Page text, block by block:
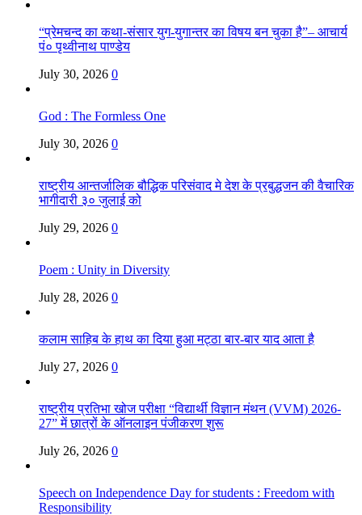
“प्रेमचन्द का कथा-संसार युग-युगान्तर का विषय बन चुका है”– आचार्य
पं० पृथ्वीनाथ पाण्डेय
July 30, 2026 0
God : The Formless One
July 30, 2026 0
राष्ट्रीय आन्तर्जालिक बौद्धिक परिसंवाद मे देश के प्रबुद्धजन की वैचारिक
भागीदारी ३० जुलाई को
July 29, 2026 0
Poem : Unity in Diversity
July 28, 2026 0
कलाम साहिब के हाथ का दिया हुआ मट्ठा बार-बार याद आता है
July 27, 2026 0
राष्ट्रीय प्रतिभा खोज परीक्षा “विद्यार्थी विज्ञान मंथन (VVM) 2026-
27” में छात्रों के ऑनलाइन पंजीकरण शुरू
July 26, 2026 0
Speech on Independence Day for students : Freedom with
Responsibility